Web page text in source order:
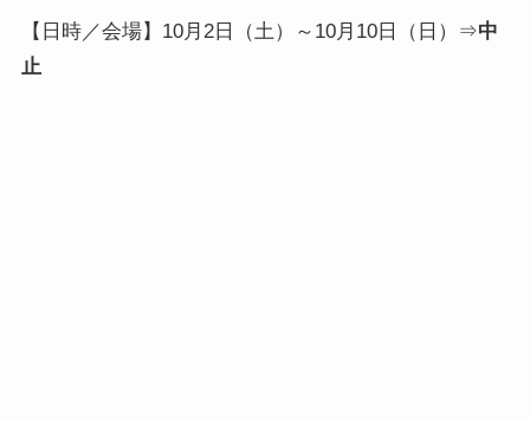
【日時／会場】10月2日（土）～10月10日（日）⇒中
止